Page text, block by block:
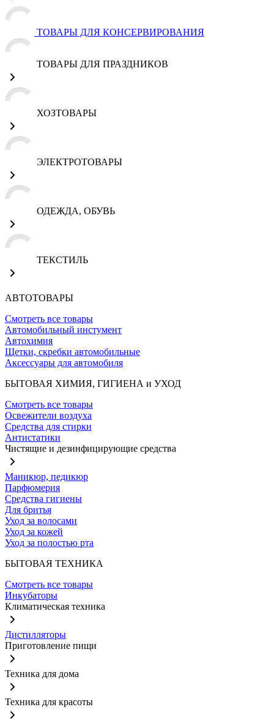
ТОВАРЫ ДЛЯ КОНСЕРВИРОВАНИЯ
ТОВАРЫ ДЛЯ ПРАЗДНИКОВ
ХОЗТОВАРЫ
ЭЛЕКТРОТОВАРЫ
ОДЕЖДА, ОБУВЬ
ТЕКСТИЛЬ
АВТОТОВАРЫ
Смотреть все товары
Автомобильный инстумент
Автохимия
Щетки, скребки автомобильные
Аксессуары для автомобиля
БЫТОВАЯ ХИМИЯ, ГИГИЕНА и УХОД
Смотреть все товары
Освежители воздуха
Средства для стирки
Антистатики
Чистящие и дезинфицирующие средства
Маникюр, педикюр
Парфюмерия
Средства гигиены
Для бритья
Уход за волосами
Уход за кожей
Уход за полостью рта
БЫТОВАЯ ТЕХНИКА
Смотреть все товары
Инкубаторы
Климатическая техника
Дистилляторы
Приготовление пищи
Техника для дома
Техника для красоты